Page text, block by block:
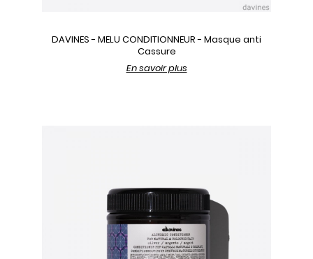
DAVINES - MELU CONDITIONNEUR - Masque anti
Cassure
En savoir plus